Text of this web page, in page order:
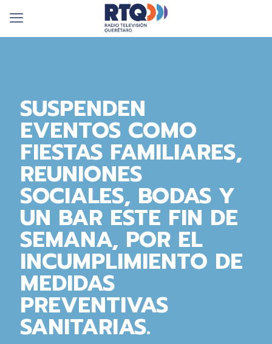
SUSPENDEN
EVENTOS COMO
FIESTAS FAMILIARES,
REUNIONES
SOCIALES, BODAS Y
UN BAR ESTE FIN DE
SEMANA, POR EL
INCUMPLIMIENTO DE
MEDIDAS
PREVENTIVAS
SANITARIAS.